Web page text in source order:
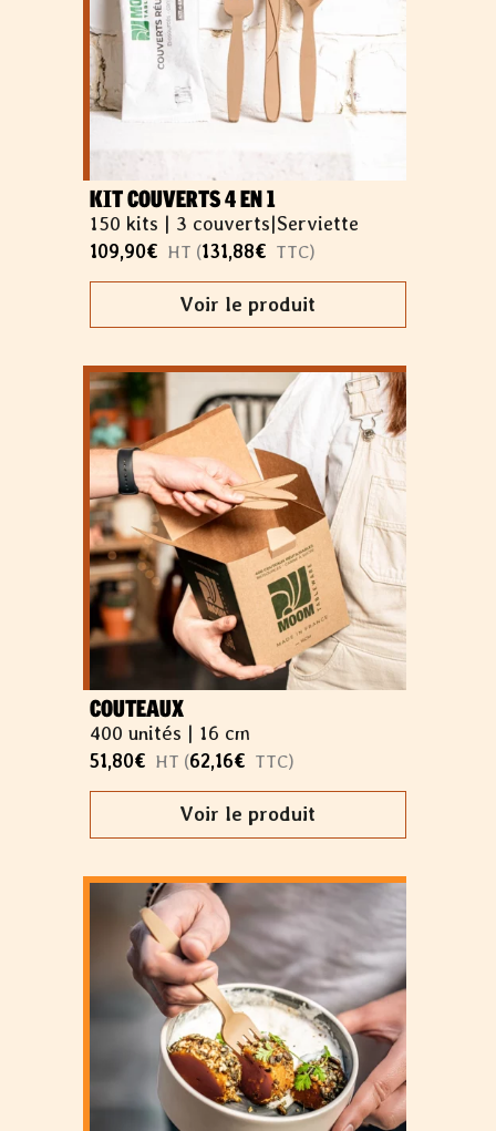
KIT COUVERTS 4 EN 1
150 kits | 3 couverts|Serviette
109,90€ HT (131,88€ TTC)
Voir le produit
COUTEAUX
400 unités | 16 cm
51,80€ HT (62,16€ TTC)
Voir le produit